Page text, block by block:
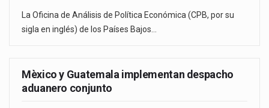
La Oficina de Análisis de Política Económica (CPB, por su
sigla en inglés) de los Países Bajos…
Mèxico y Guatemala implementan despacho
aduanero conjunto